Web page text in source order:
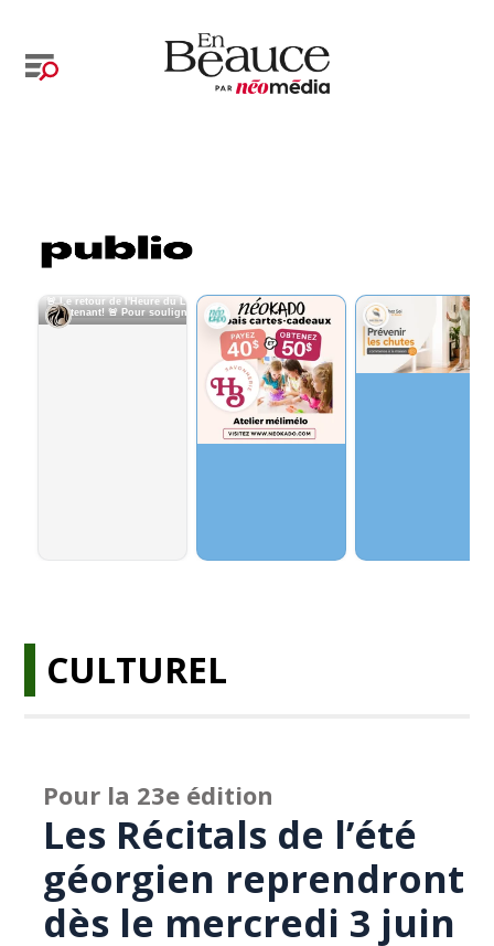
CULTUREL
Pour la 23e édition
Les Récitals de l’été
géorgien reprendront
dès le mercredi 3 juin